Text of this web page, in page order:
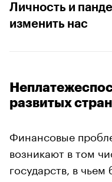
Личность и
изменить нас
развитых
Финансовые
возникают в том
государств, в